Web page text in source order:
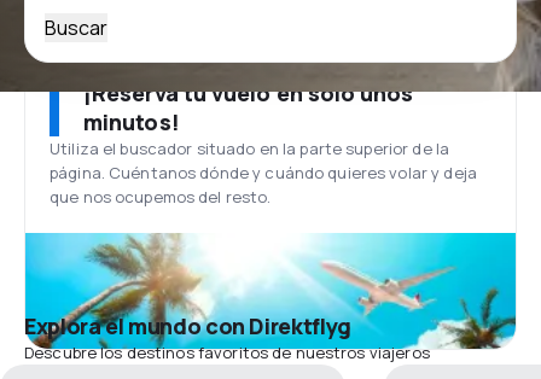
Buscar
¡Reserva tu vuelo en solo unos
minutos!
Utiliza el buscador situado en la parte superior de la
página. Cuéntanos dónde y cuándo quieres volar y deja
que nos ocupemos del resto.
Explora el mundo con Direktflyg
Descubre los destinos favoritos de nuestros viajeros